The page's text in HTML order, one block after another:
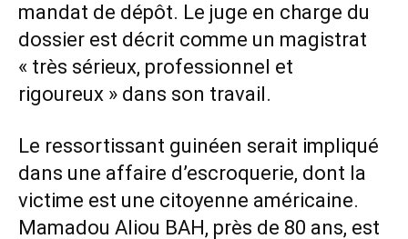
mandat de dépôt. Le juge en charge du
dossier est décrit comme un magistrat
« très sérieux, professionnel et
rigoureux » dans son travail.
Le ressortissant guinéen serait impliqué
dans une affaire d’escroquerie, dont la
victime est une citoyenne américaine.
Mamadou Aliou BAH, près de 80 ans, est